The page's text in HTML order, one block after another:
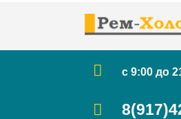
content
с 9:00 до